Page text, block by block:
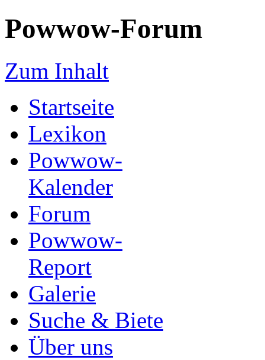
Powwow-Forum
Zum Inhalt
Startseite
Lexikon
Powwow-
Kalender
Forum
Powwow-
Report
Galerie
Suche & Biete
Über uns